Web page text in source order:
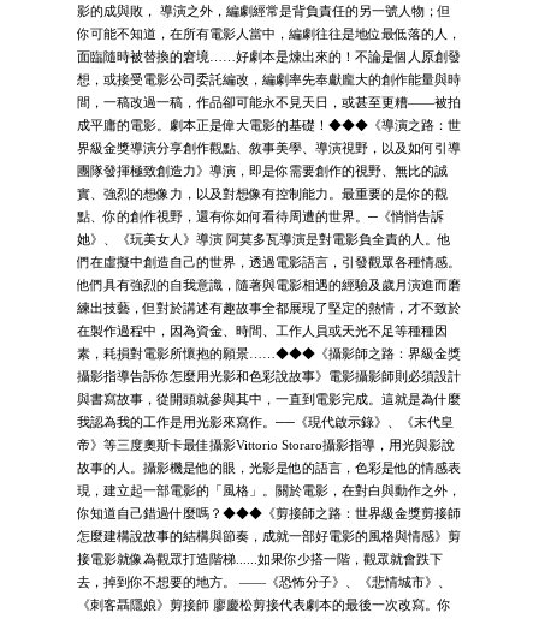
影的成與敗， 導演之外，編劇經常是背負責任的另一號人物；但
你可能不知道，在所有電影人當中，編劇往往是地位最低落的人，
面臨隨時被替換的窘境……好劇本是煉出來的！不論是個人原創發
想，或接受電影公司委託編改，編劇率先奉獻龐大的創作能量與時
間，一稿改過一稿，作品卻可能永不見天日，或甚至更糟——被拍
成平庸的電影。劇本正是偉大電影的基礎！◆◆◆《導演之路：世
界級金獎導演分享創作觀點、敘事美學、導演視野，以及如何引導
團隊發揮極致創造力》導演，即是你需要創作的視野、無比的誠
實、強烈的想像力，以及對想像有控制能力。最重要的是你的觀
點、你的創作視野，還有你如何看待周遭的世界。─《悄悄告訴
她》、《玩美女人》導演 阿莫多瓦導演是對電影負全責的人。他
們在虛擬中創造自己的世界，透過電影語言，引發觀眾各種情感。
他們具有強烈的自我意識，隨著與電影相遇的經驗及歲月演進而磨
練出技藝，但對於講述有趣故事全都展現了堅定的熱情，才不致於
在製作過程中，因為資金、時間、工作人員或天光不足等種種因
素，耗損對電影所懷抱的願景……◆◆◆《攝影師之路：界級金獎
攝影指導告訴你怎麼用光影和色彩說故事》電影攝影師則必須設計
與書寫故事，從開頭就參與其中，一直到電影完成。這就是為什麼
我認為我的工作是用光影來寫作。──《現代啟示錄》、《末代皇
帝》等三度奧斯卡最佳攝影Vittorio Storaro攝影指導，用光與影說
故事的人。攝影機是他的眼，光影是他的語言，色彩是他的情感表
現，建立起一部電影的「風格」。關於電影，在對白與動作之外，
你知道自己錯過什麼嗎？◆◆◆《剪接師之路：世界級金獎剪接師
怎麼建構說故事的結構與節奏，成就一部好電影的風格與情感》剪
接電影就像為觀眾打造階梯......如果你少搭一階，觀眾就會跌下
去，掉到你不想要的地方。 ——《恐怖分子》、《悲情城市》、
《刺客聶隱娘》剪接師 廖慶松剪接代表劇本的最後一次改寫。你